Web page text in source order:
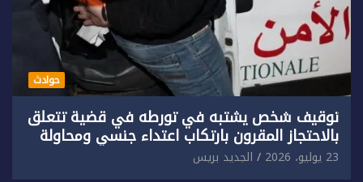
حوادث
توقيف شخص يشتبه في تورطه في قضية تتعلق
بالاحتجاز المقرون بارتكاب اعتداء جنسي ومحاولة
إضرام النار عمدا.
23 يوليو، 2026 الجديد بريس